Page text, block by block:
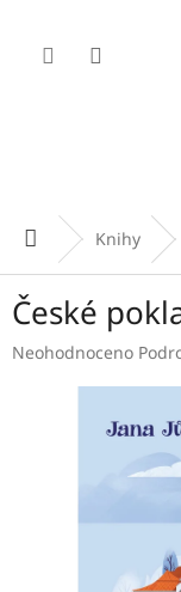
obsah
Domů Knihy
České
Průměrné
Neohodnoceno